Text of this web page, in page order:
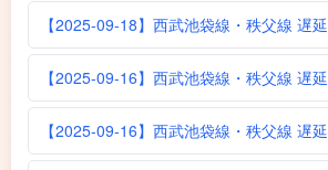
【2025-09-18】西武池袋線・秩父線 遅延
【2025-09-16】西武池袋線・秩父線 遅延
【2025-09-16】西武池袋線・秩父線 遅延